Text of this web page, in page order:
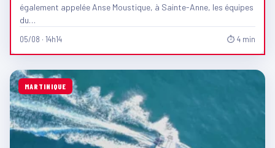
également appelée Anse Moustique, à Sainte-Anne, les équipes
du…
05/08 · 14h14 ⏱ 4 min
MARTINIQUE